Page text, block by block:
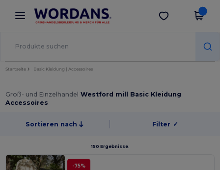
× Wordans App
Bessere Preise in der App!
App holen
Startseite Basic Kleidung | Accessoires
Groß- und Einzelhandel Westford mill Basic Kleidung
Accessoires
Sortieren nach Filter ✓
150 Ergebnisse.
-75%